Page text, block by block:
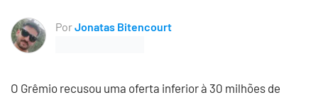
PorJonatas Bitencourt
O Grêmio recusou uma oferta inferior à 30 milhões de